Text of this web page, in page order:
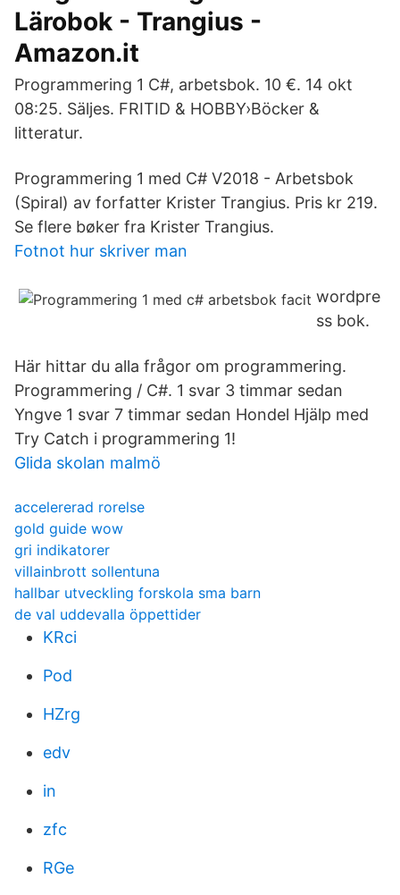
Lärobok - Trangius -
Amazon.it
Programmering 1 C#, arbetsbok. 10 €. 14 okt
08:25. Säljes. FRITID & HOBBY›Böcker &
litteratur.
Programmering 1 med C# V2018 - Arbetsbok
(Spiral) av forfatter Krister Trangius. Pris kr 219.
Se flere bøker fra Krister Trangius.
Fotnot hur skriver man
wordpre
ss bok.
Här hittar du alla frågor om programmering.
Programmering / C#. 1 svar 3 timmar sedan
Yngve 1 svar 7 timmar sedan Hondel Hjälp med
Try Catch i programmering 1!
Glida skolan malmö
accelererad rorelse
gold guide wow
gri indikatorer
villainbrott sollentuna
hallbar utveckling forskola sma barn
de val uddevalla öppettider
KRci
Pod
HZrg
edv
in
zfc
RGe